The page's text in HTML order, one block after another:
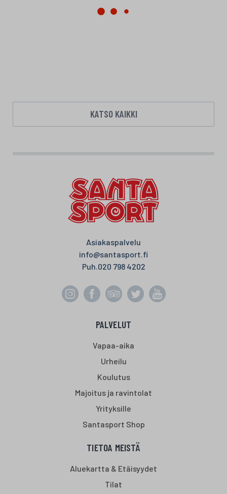
KATSO KAIKKI
Asiakaspalvelu
info@santasport.fi
Puh. 020 798 4202
PALVELUT
Vapaa-aika
Urheilu
Koulutus
Majoitus ja ravintolat
Yrityksille
Santasport Shop
TIETOA MEISTÄ
Aluekartta & Etäisyydet
Tilat